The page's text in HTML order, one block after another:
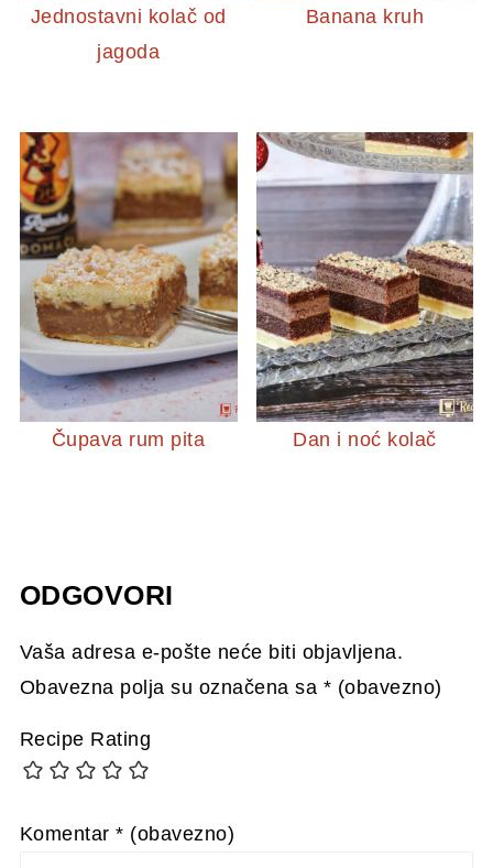
Jednostavni kolač od
jagoda
Banana kruh
Čupava rum pita Dan i noć kolač
ODGOVORI
Vaša adresa e-pošte neće biti objavljena.
Obavezna polja su označena sa * (obavezno)
Recipe Rating
Komentar* (obavezno)